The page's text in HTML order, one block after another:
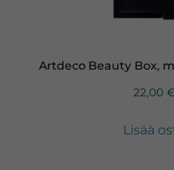
Artdeco Beauty Box,
22,00 €
Lisää